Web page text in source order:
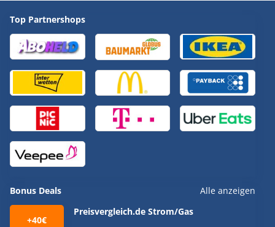
Top Partnershops
Bonus Deals Alle anzeigen
+40€
Preisvergleich.de Strom/Gas